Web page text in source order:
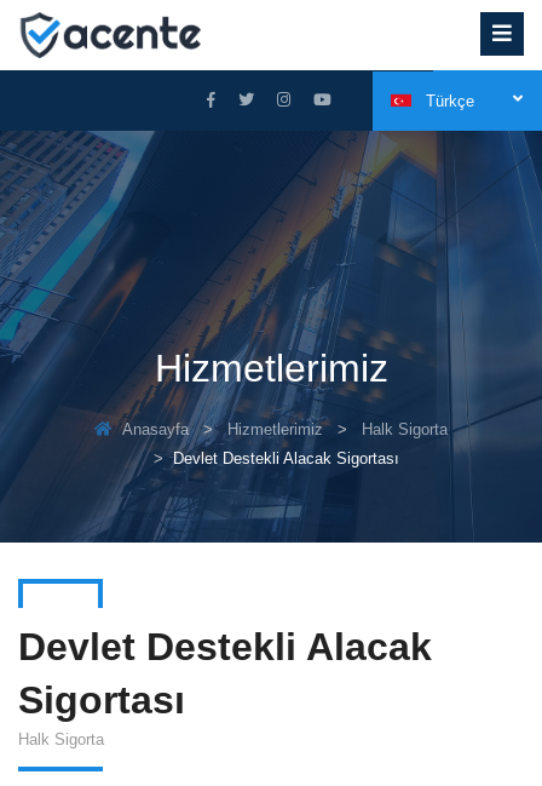
Türkçe
Hizmetlerimiz
Anasayfa Hizmetlerimiz
Halk Sigorta
Devlet Destekli Alacak Sigortası
Devlet Destekli Alacak
Sigortası
Halk Sigorta